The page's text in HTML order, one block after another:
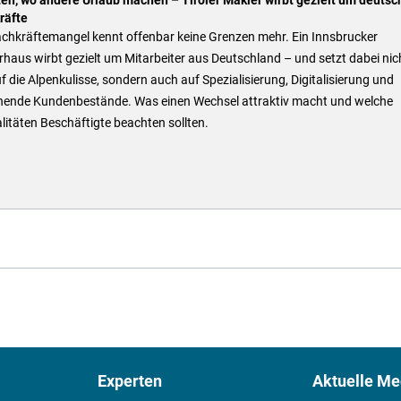
kennt offenbar keine Grenzen mehr. Ein Innsbrucker
wirbt gezielt um Mitarbeiter aus Deutschland – und setzt dabei
die Alpenkulisse, sondern auch auf Spezialisierung, Digitalisierung und
Kundenbestände. Was einen Wechsel attraktiv macht und welche
Beschäftigte beachten sollten.
Experten Aktuelle